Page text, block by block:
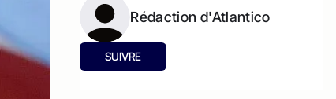
Rédaction d'Atlantico
SUIVRE